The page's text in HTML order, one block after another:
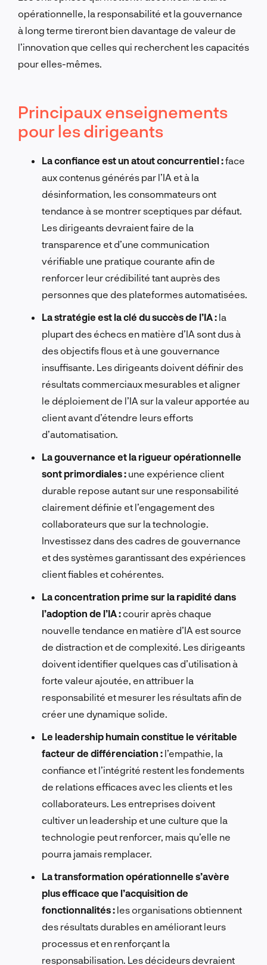
opérationnelle, la responsabilité et la gouvernance
à long terme tireront bien davantage de valeur de
l’innovation que celles qui recherchent les capacités
pour elles-mêmes.
Principaux enseignements
pour les dirigeants
La confiance est un atout concurrentiel :face
aux contenus générés par l’IA et à la
désinformation, les consommateurs ont
tendance à se montrer sceptiques par défaut.
Les dirigeants devraient faire de la
transparence et d’une communication
vérifiable une pratique courante afin de
renforcer leur crédibilité tant auprès des
personnes que des plateformes automatisées.
La stratégie est la clé du succès de l’IA : la
plupart des échecs en matière d’IA sont dus à
des objectifs flous et à une gouvernance
insuffisante. Les dirigeants doivent définir des
résultats commerciaux mesurables et aligner
le déploiement de l’IA sur la valeur apportée au
client avant d’étendre leurs efforts
d’automatisation.
La gouvernance et la rigueur opérationnelle
sont primordiales : une expérience client
durable repose autant sur une responsabilité
clairement définie et l’engagement des
collaborateurs que sur la technologie.
Investissez dans des cadres de gouvernance
et des systèmes garantissant des expériences
client fiables et cohérentes.
La concentration prime sur la rapidité dans
l’adoption de l’IA : courir après chaque
nouvelle tendance en matière d’IA est source
de distraction et de complexité. Les dirigeants
doivent identifier quelques cas d’utilisation à
forte valeur ajoutée, en attribuer la
responsabilité et mesurer les résultats afin de
créer une dynamique solide.
Le leadership humain constitue le véritable
facteur de différenciation : l’empathie, la
confiance et l’intégrité restent les fondements
de relations efficaces avec les clients et les
collaborateurs. Les entreprises doivent
cultiver un leadership et une culture que la
technologie peut renforcer, mais qu’elle ne
pourra jamais remplacer.
La transformation opérationnelle s’avère
plus efficace que l’acquisition de
fonctionnalités : les organisations obtiennent
des résultats durables en améliorant leurs
processus et en renforçant la
responsabilisation. Les décideurs devraient